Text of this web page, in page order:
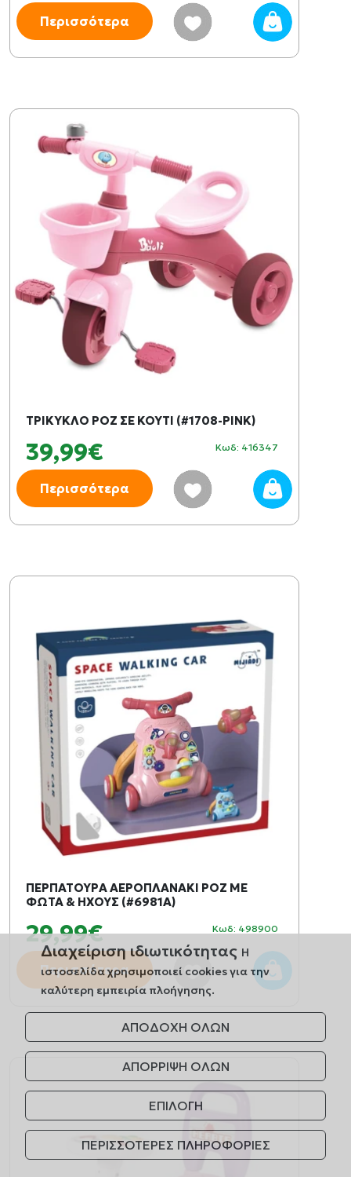
Περισσότερα
ΤΡΙΚΥΚΛΟ ΡΟΖ ΣΕ ΚΟΥΤΙ (#1708-PINK)
39,99€ Κωδ: 416347
Περισσότερα
ΠΕΡΠΑΤΟΥΡΑ ΑΕΡΟΠΛΑΝΑΚΙ ΡΟΖ ΜΕ
ΦΩΤΑ & ΗΧΟΥΣ (#6981A)
29,99€ Κωδ: 498900
Περισσότερα
Διαχείριση ιδιωτικότητας Η
ιστοσελίδα χρησιμοποιεί cookies για την
καλύτερη εμπειρία πλοήγησης.
ΑΠΟΔΟΧΗ ΟΛΩΝ
ΑΠΟΡΡΙΨΗ ΟΛΩΝ
ΕΠΙΛΟΓΗ
ΠΕΡΙΣΣΟΤΕΡΕΣ ΠΛΗΡΟΦΟΡΙΕΣ